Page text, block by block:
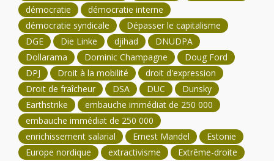
démocratie
démocratie interne
démocratie syndicale
Dépasser le capitalisme
DGE
Die Linke djihad
DNUDPA
Dollarama
Dominic Champagne
Doug Ford
DPJ
Droit à la mobilité
droit d'expression
Droit de fraîcheur
DSA DUC
Dunsky
Earthstrike
embauche immédiat de 250 000
embauche immédiat de 250 000
enrichissement salarial
Ernest Mandel
Estonie
Europe nordique
extractivisme
Extrême-droite